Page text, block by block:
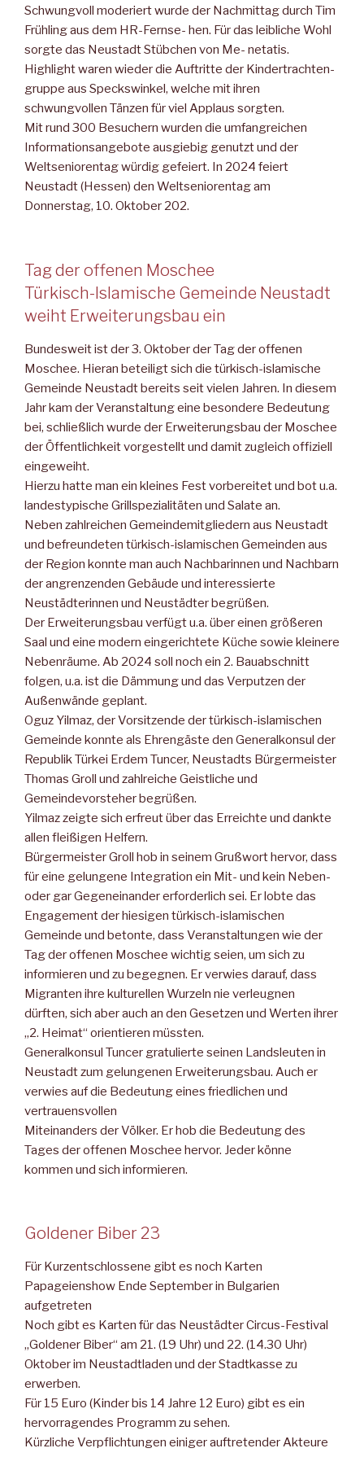
Schwungvoll moderiert wurde der Nachmittag durch Tim
Frühling aus dem HR-Fernse- hen. Für das leibliche Wohl
sorgte das Neustadt Stübchen von Me- netatis.
Highlight waren wieder die Auftritte der Kindertrachten­
gruppe aus Speckswinkel, welche mit ihren
schwungvollen Tänzen für viel Applaus sorgten.
Mit rund 300 Besuchern wurden die umfangreichen
Informations­angebote ausgiebig genutzt und der
Weltseniorentag würdig ge­feiert. In 2024 feiert
Neustadt (Hessen) den Weltseniorentag am
Donnerstag, 10. Oktober 202.
Tag der offenen Moschee
Türkisch-Islamische Gemeinde Neustadt
weiht Erweiterungsbau ein
Bundesweit ist der 3. Oktober der Tag der offenen
Moschee. Hie­ran beteiligt sich die türkisch-islamische
Gemeinde Neustadt be­reits seit vielen Jahren. In diesem
Jahr kam der Veranstaltung eine besondere Bedeutung
bei, schließlich wurde der Erweiterungsbau der Moschee
der Öffentlichkeit vorgestellt und damit zugleich of­fiziell
eingeweiht.
Hierzu hatte man ein kleines Fest vorbereitet und bot u.a.
landes­typische Grillspezialitäten und Salate an.
Neben zahlreichen Gemeindemitgliedern aus Neustadt
und be­freundeten türkisch-islamischen Gemeinden aus
der Region konnte man auch Nachbarinnen und Nachbarn
der angrenzenden Gebäude und interessierte
Neustädterinnen und Neustädter be­grüßen.
Der Erweiterungsbau verfügt u.a. über einen grö­ßeren
Saal und eine modern eingerichtete Küche sowie kleinere
Nebenräume. Ab 2024 soll noch ein 2. Bauabschnitt
folgen, u.a. ist die Dämmung und das Verputzen der
Außenwände geplant.
Oguz Yilmaz, der Vorsitzende der türkisch-islami­schen
Gemeinde konnte als Ehrengäste den Gene­ralkonsul der
Republik Türkei Erdem Tuncer, Neu­stadts Bürgermeister
Thomas Groll und zahlreiche Geistliche und
Gemeindevorsteher begrüßen.
Yilmaz zeigte sich erfreut über das Erreichte und dankte
allen fleißigen Helfern.
Bürgermeister Groll hob in seinem Grußwort her­vor, dass
für eine gelungene Integration ein Mit- und kein Neben-
oder gar Gegeneinander erfor­derlich sei. Er lobte das
Engagement der hiesigen türkisch-islamischen
Gemeinde und betonte, dass Veranstaltungen wie der
Tag der offenen Moschee wichtig seien, um sich zu
informieren und zu begeg­nen. Er verwies darauf, dass
Migranten ihre kultu­rellen Wurzeln nie verleugnen
dürften, sich aber auch an den Gesetzen und Werten ihrer
„2. Heimat“ orientieren müssten.
Generalkonsul Tuncer gratulierte seinen Lands­leuten in
Neustadt zum gelungenen Erweiterungsbau. Auch er
verwies auf die Bedeutung eines friedlichen und
vertrauensvollen
Miteinanders der Völker. Er hob die Bedeutung des
Tages der of­fenen Moschee hervor. Jeder könne
kommen und sich informie­ren.
Goldener Biber 23
Für Kurzentschlossene gibt es noch Karten
Papageienshow Ende September in Bulgarien
aufgetreten
Noch gibt es Karten für das Neustädter Circus-Festival
„Goldener Biber“ am 21. (19 Uhr) und 22. (14.30 Uhr)
Oktober im Neustadt­laden und der Stadtkasse zu
erwerben.
Für 15 Euro (Kinder bis 14 Jahre 12 Euro) gibt es ein
hervorragen­des Programm zu sehen.
Kürzliche Verpflichtungen einiger auftretender Akteure